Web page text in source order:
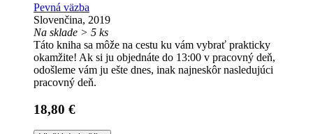
Pevná väzba
Slovenčina, 2019
Na sklade > 5 ks
Táto kniha sa môže na cestu ku vám vybrať prakticky
okamžite! Ak si ju objednáte do 13:00 v pracovný deň,
odošleme vám ju ešte dnes, inak najneskôr nasledujúci
pracovný deň.
18,80 €